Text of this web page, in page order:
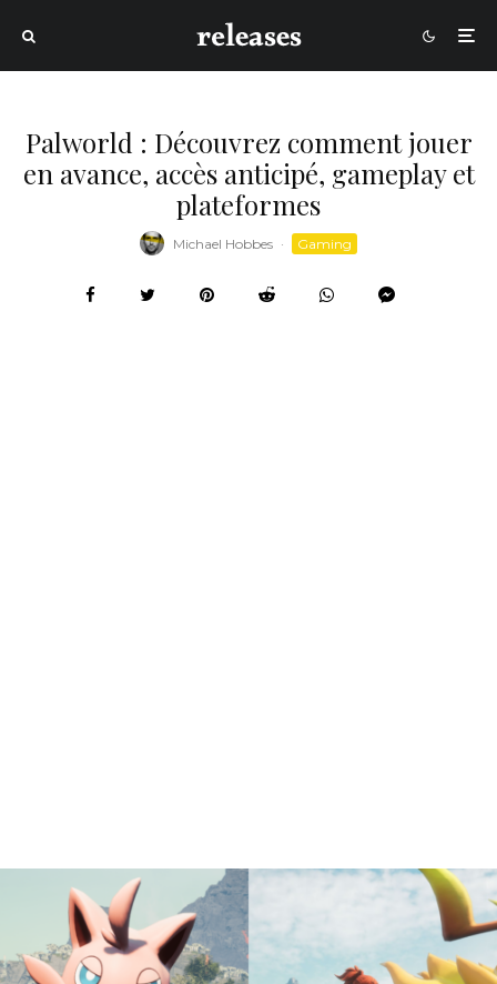
Palworld : Découvrez comment jouer
en avance, accès anticipé, gameplay et
plateformes
Michael Hobbes · Gaming